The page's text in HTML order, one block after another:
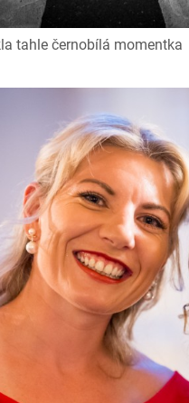
tahle černobílá momentka